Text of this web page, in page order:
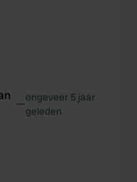
—ongeveer 5 jaar
geleden